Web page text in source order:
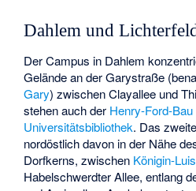
Dahlem und
Der Campus in Dahlem
Gelände an der Garystraße
Gary) zwischen Clayallee und
stehen auch der Henry-Ford-Bau
Universitätsbibliothek. Das
nordöstlich davon in der Nähe
Dorfkerns, zwischen Königin-
Habelschwerdter Allee, entlang